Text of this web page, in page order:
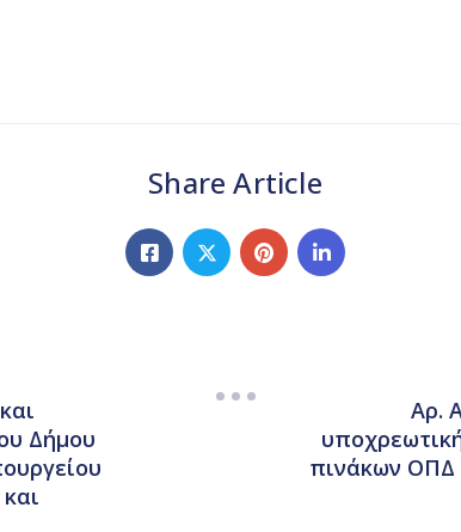
Share Article
Δήμου
Αρ.
πινάκων ΟΠΔ